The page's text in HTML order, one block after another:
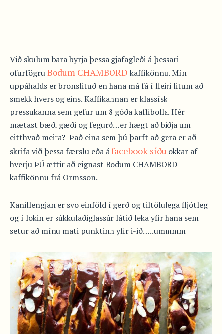
Við skulum bara byrja þessa gjafagleði á þessari
ofurfögruBodum CHAMBORD kaffikönnu. Mín
uppáhalds er bronslituð en hana má fá í fleiri litum að
smekk hvers og eins. Kaffikannan er klassísk
pressukanna sem gefur um 8 góða kaffibolla. Hér
mætast bæði gæði og fegurð…er hægt að biðja um
eitthvað meira? Það eina sem þú þarft að gera er að
skrifa við þessa færslu eða áfacebook síðu okkar af
hverju ÞÚ ættir að eignast Bodum CHAMBORD
kaffikönnu frá Ormsson.
Kanillengjan er svo einföld í gerð og tiltölulega fljótleg
og í lokin er súkkulaðiglassúr látið leka yfir hana sem
setur að mínu mati punktinn yfir i-ið…..ummmm